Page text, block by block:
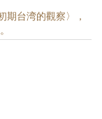
期台湾的觀察〉，